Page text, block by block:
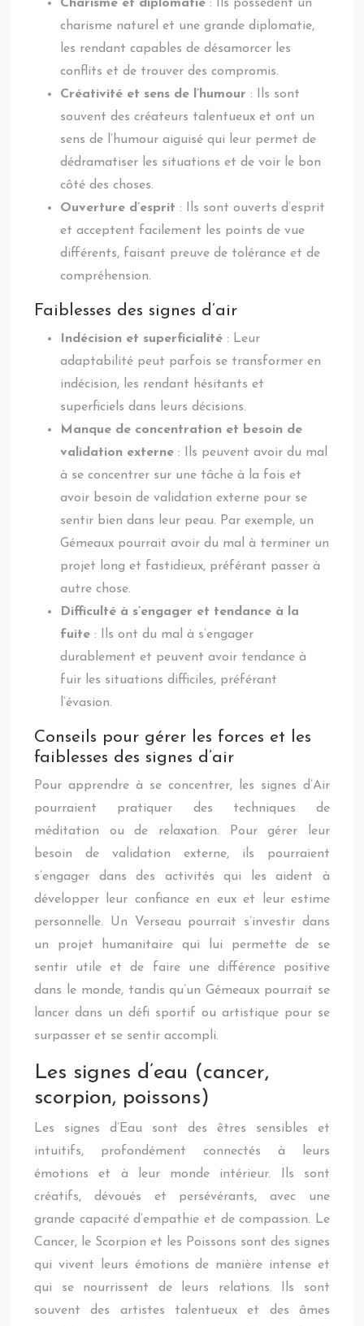
Charisme et diplomatie : Ils possèdent un
charisme naturel et une grande diplomatie,
les rendant capables de désamorcer les
conflits et de trouver des compromis.
Créativité et sens de l’humour : Ils sont
souvent des créateurs talentueux et ont un
sens de l’humour aiguisé qui leur permet de
dédramatiser les situations et de voir le bon
côté des choses.
Ouverture d’esprit : Ils sont ouverts d’esprit
et acceptent facilement les points de vue
différents, faisant preuve de tolérance et de
compréhension.
Faiblesses des signes d’air
Indécision et superficialité : Leur
adaptabilité peut parfois se transformer en
indécision, les rendant hésitants et
superficiels dans leurs décisions.
Manque de concentration et besoin de
validation externe : Ils peuvent avoir du mal
à se concentrer sur une tâche à la fois et
avoir besoin de validation externe pour se
sentir bien dans leur peau. Par exemple, un
Gémeaux pourrait avoir du mal à terminer un
projet long et fastidieux, préférant passer à
autre chose.
Difficulté à s’engager et tendance à la
fuite : Ils ont du mal à s’engager
durablement et peuvent avoir tendance à
fuir les situations difficiles, préférant
l’évasion.
Conseils pour gérer les forces et les
faiblesses des signes d’air
Pour apprendre à se concentrer, les signes d’Air
pourraient pratiquer des techniques de
méditation ou de relaxation. Pour gérer leur
besoin de validation externe, ils pourraient
s’engager dans des activités qui les aident à
développer leur confiance en eux et leur estime
personnelle. Un Verseau pourrait s’investir dans
un projet humanitaire qui lui permette de se
sentir utile et de faire une différence positive
dans le monde, tandis qu’un Gémeaux pourrait se
lancer dans un défi sportif ou artistique pour se
surpasser et se sentir accompli.
Les signes d’eau (cancer,
scorpion, poissons)
Les signes d’Eau sont des êtres sensibles et
intuitifs, profondément connectés à leurs
émotions et à leur monde intérieur. Ils sont
créatifs, dévoués et persévérants, avec une
grande capacité d’empathie et de compassion. Le
Cancer, le Scorpion et les Poissons sont des signes
qui vivent leurs émotions de manière intense et
qui se nourrissent de leurs relations. Ils sont
souvent des artistes talentueux et des âmes